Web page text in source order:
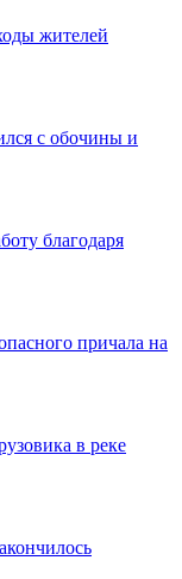
жителей
с обочины и
благодаря
причала на
в реке